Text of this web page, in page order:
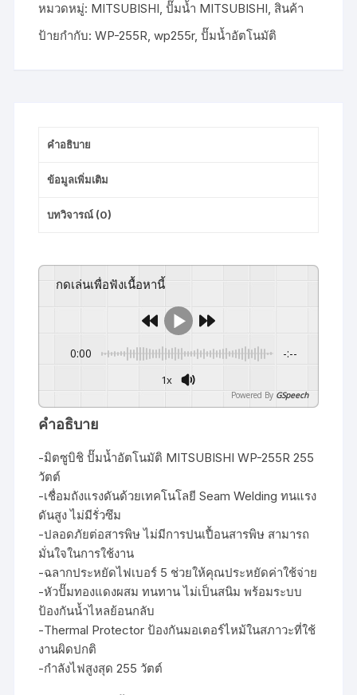
250
หมวดหมู่: MITSUBISHI,ปั๊มน้ำ MITSUBISHI, สินค้า
ป้ายกำกับ:WP-255R,wp255r,ปั๊มน้ำอัตโนมัติ
คำอธิบาย
ข้อมูลเพิ่มเติม
บทวิจารณ์ (0)
กดเล่นเพื่อฟังเนื้อหานี้
0:00 -:--
1x
Powered By GSpeech
คำอธิบาย
-มิตซูบิชิปั๊มน้ำอัตโนมัติ MITSUBISHI WP-255R 255
วัตต์
-เชื่อมถังแรงดันด้วยเทคโนโลยี Seam Welding ทนแรง
ดันสูง ไม่มีรั่วซึม
-ปลอดภัยต่อสารพิษ ไม่มีการปนเปื้อนสารพิษ สามารถ
มั่นใจในการใช้งาน
-ฉลากประหยัดไฟเบอร์ 5 ช่วยให้คุณประหยัดค่าใช้จ่าย
-หัวปั๊มทองแดงผสม ทนทาน ไม่เป็นสนิม พร้อมระบบ
ป้องกันน้ำไหลย้อนกลับ
-Thermal Protector ป้องกันมอเตอร์ไหม้ในสภาวะที่ใช้
งานผิดปกติ
-กำลังไฟสูงสุด 255 วัตต์